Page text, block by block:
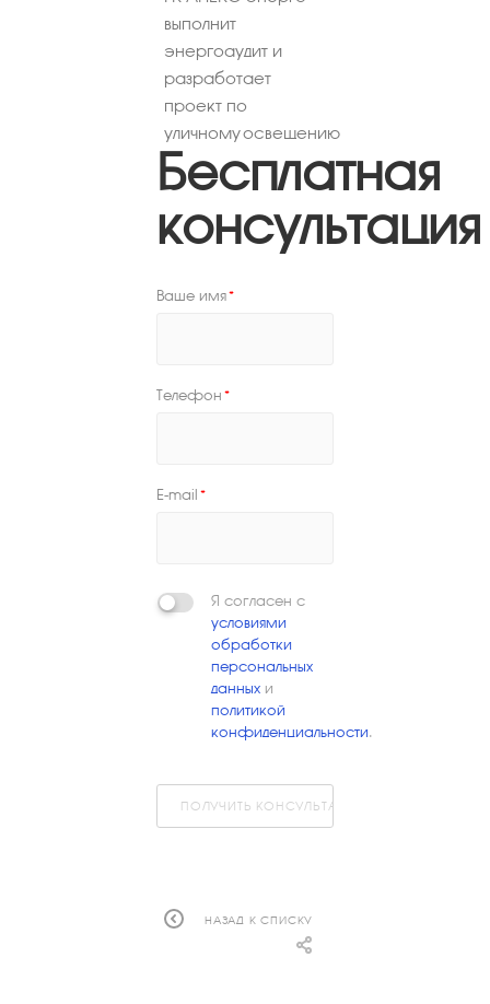
выполнит
энергоаудит и
разработает
проект по
уличному освещению
Бесплатная
консультация
Ваше имя*
Телефон *
E-mail *
Я согласен с
условиями
обработки
персональных
данных и
политикой
конфиденциальности.
ПОЛУЧИТЬ КОНСУЛЬТАЦИЮ
НАЗАД К СПИСКУ